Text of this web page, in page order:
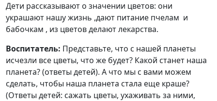
Дети рассказывают о значении цветов: они
украшают нашу жизнь ,дают питание пчелам и
бабочкам , из цветов делают лекарства.
Воспитатель: Представьте, что с нашей планеты
исчезли все цветы, что же будет? Какой станет наша
планета? (ответы детей). А что мы с вами можем
сделать, чтобы наша планета стала еще краше?
(Ответы детей: сажать цветы, ухаживать за ними,